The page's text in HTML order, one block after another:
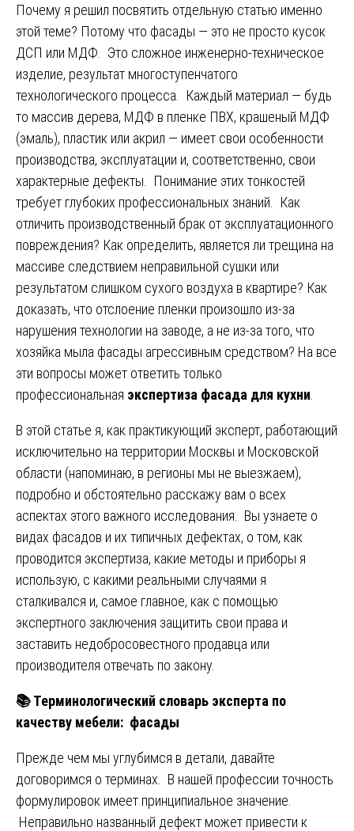
Почему я решил посвятить отдельную статью именно
этой теме? Потому что фасады — это не просто кусок
ДСП или МДФ. Это сложное инженерно-техническое
изделие, результат многоступенчатого
технологического процесса. Каждый материал — будь
то массив дерева, МДФ в пленке ПВХ, крашеный МДФ
(эмаль), пластик или акрил — имеет свои особенности
производства, эксплуатации и, соответственно, свои
характерные дефекты. Понимание этих тонкостей
требует глубоких профессиональных знаний. Как
отличить производственный брак от эксплуатационного
повреждения? Как определить, является ли трещина на
массиве следствием неправильной сушки или
результатом слишком сухого воздуха в квартире? Как
доказать, что отслоение пленки произошло из-за
нарушения технологии на заводе, а не из-за того, что
хозяйка мыла фасады агрессивным средством? На все
эти вопросы может ответить только
профессиональная экспертиза фасада для кухни
В этой статье я, как практикующий эксперт, работающий
исключительно на территории Москвы и Московской
области (напоминаю, в регионы мы не выезжаем),
подробно и обстоятельно расскажу вам о всех
аспектах этого важного исследования. Вы узнаете о
видах фасадов и их типичных дефектах, о том, как
проводится экспертиза, какие методы и приборы я
использую, с какими реальными случаями я
сталкивался и, самое главное, как с помощью
экспертного заключения защитить свои права и
заставить недобросовестного продавца или
производителя отвечать по закону.
📚Терминологический словарь эксперта по
качеству мебели: фасады
Прежде чем мы углубимся в детали, давайте
договоримся о терминах. В нашей профессии точность
формулировок имеет принципиальное значение.
Неправильно названный дефект может привести к